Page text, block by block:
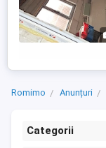
Romimo Anunțuri
Categorii